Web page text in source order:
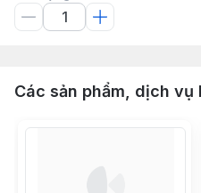
Các sản phẩm, dịch vụ